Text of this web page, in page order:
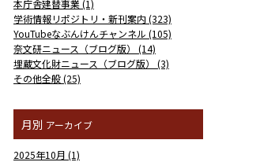
本庁舎建替事業 (1)
学術情報リポジトリ・新刊案内 (323)
YouTubeなぶんけんチャンネル (105)
奈文研ニュース（ブログ版） (14)
埋蔵文化財ニュース（ブログ版） (3)
その他全般 (25)
月別 アーカイブ
2025年10月 (1)